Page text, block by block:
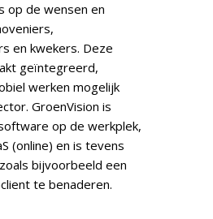
op de wensen en
en kwekers. Deze
geïntegreerd,
werken mogelijk
GroenVision is
op de werkplek,
(online) en is tevens
bijvoorbeeld een
te benaderen.